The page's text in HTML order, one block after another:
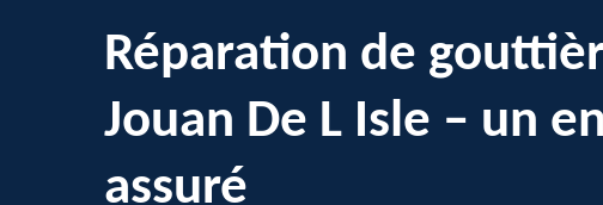
Réparation de
Jouan De L Isle – un
assuré